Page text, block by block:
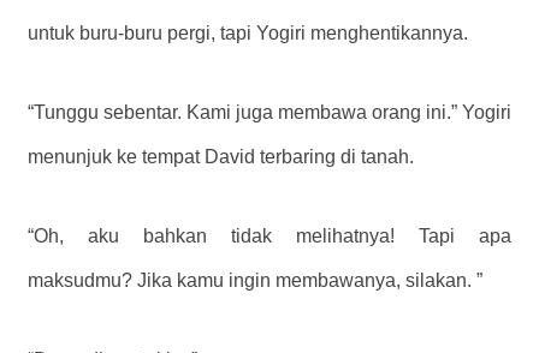
untuk buru-buru pergi, tapi Yogiri menghentikannya.
“Tunggu sebentar. Kami juga membawa orang ini.” Yogiri
menunjuk ke tempat David terbaring di tanah.
“Oh, aku bahkan tidak melihatnya! Tapi apa
maksudmu? Jika kamu ingin membawanya, silakan. ”